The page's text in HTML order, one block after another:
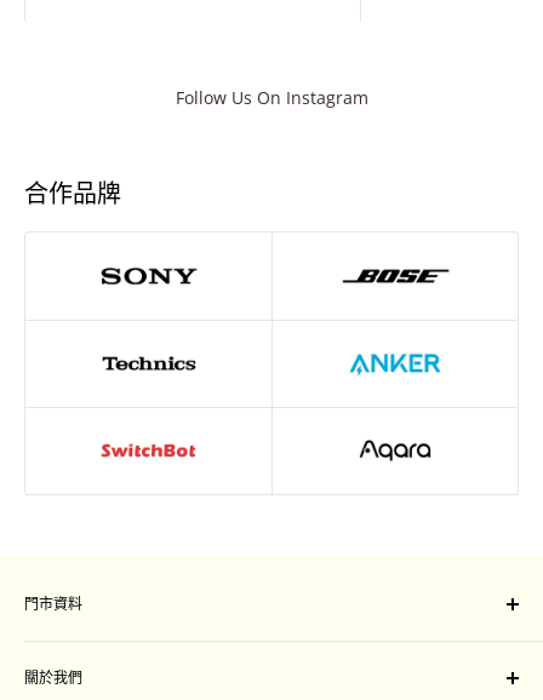
Follow Us On Instagram
合作品牌
門市資料
門市地址：
旺角山東街47-51號星際城市一樓109-111 號舖
關於我們